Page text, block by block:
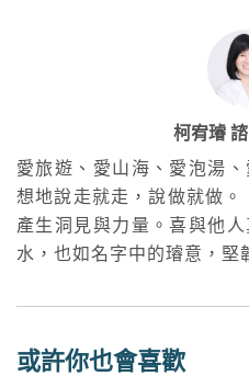
柯宥璿
愛旅遊、愛山海、愛泡湯
想地說走就走，說做就做
產生洞見與力量。喜與他
水，也如名字中的璿意，堅
或許你也會喜歡